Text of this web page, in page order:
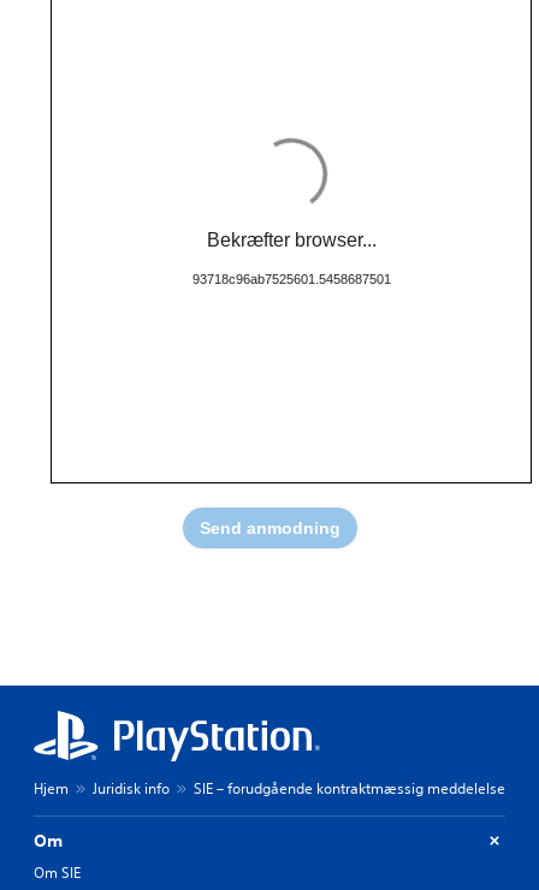
Send anmodning
Hjem Juridisk info SIE – forudgående kontraktmæssig meddelelse
Om
Om SIE